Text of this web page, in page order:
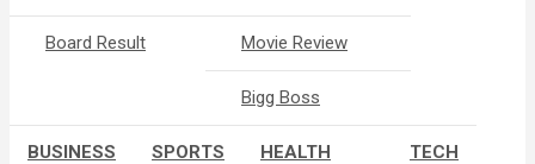
Board Result Movie Review
Bigg Boss
BUSINESS SPORTS HEALTH TECH